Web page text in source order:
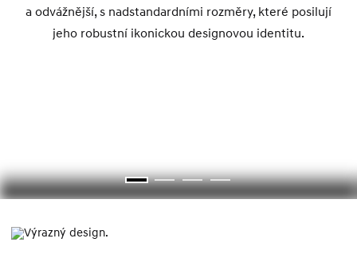
a odvážnější, s nadstandardními rozměry, které posilují
jeho robustní ikonickou designovou identitu.